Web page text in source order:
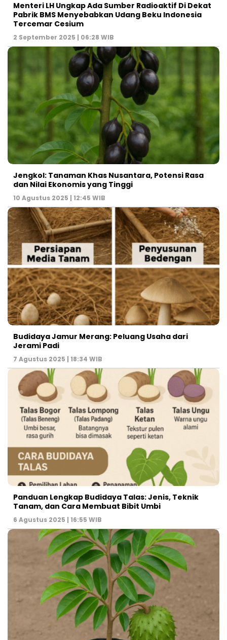
Menteri LH Ungkap Ada Sumber Radioaktif Di Dekat
Pabrik BMS Menyebabkan Udang Beku Indonesia
Tercemar Cesium
2 September 2025 | 06:28 WIB
Jengkol: Tanaman Khas Nusantara, Potensi Rasa
dan Nilai Ekonomis yang Tinggi
10 Agustus 2025 | 12:45 WIB
Budidaya Jamur Merang: Peluang Usaha dari
Jerami Padi
7 Agustus 2025 | 18:34 WIB
Panduan Lengkap Budidaya Talas: Jenis, Teknik
Tanam, dan Cara Membuat Bibit Umbi
6 Agustus 2025 | 16:55 WIB